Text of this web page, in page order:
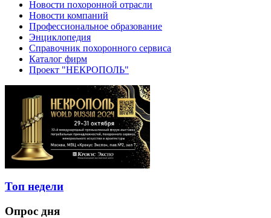
Новости похоронной отрасли
Новости компаний
Профессиональное образование
Энциклопедия
Справочник похоронного сервиса
Каталог фирм
Проект "НЕКРОПОЛЬ"
Топ недели
Опрос дня